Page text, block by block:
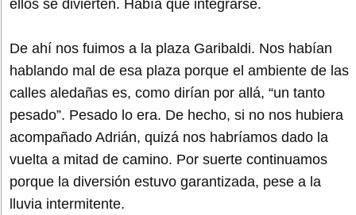
ellos se divierten. Había que integrarse.
De ahí nos fuimos a la plaza Garibaldi. Nos habían
hablando mal de esa plaza porque el ambiente de las
calles aledañas es, como dirían por allá, “un tanto
pesado”. Pesado lo era. De hecho, si no nos hubiera
acompañado Adrián, quizá nos habríamos dado la
vuelta a mitad de camino. Por suerte continuamos
porque la diversión estuvo garantizada, pese a la
lluvia intermitente.